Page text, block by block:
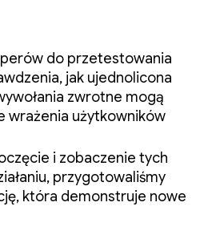
do przetestowania
jak ujednolicona
zwrotne mogą
wrażenia użytkowników
i zobaczenie tych
przygotowaliśmy
która demonstruje nowe